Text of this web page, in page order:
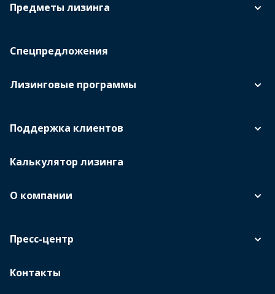
Предметы лизинга
Спецпредложения
Лизинговые программы
Поддержка клиентов
Калькулятор лизинга
О компании
Пресс-центр
Контакты